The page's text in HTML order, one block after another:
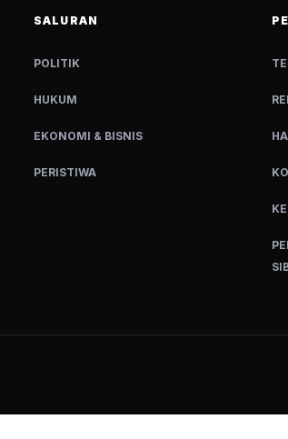
SALURAN
POLITIK
HUKUM
EKONOMI & BISNIS
PERISTIWA